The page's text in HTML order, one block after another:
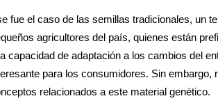
fue el caso de las semillas tradicionales, un
agricultores del país, quienes están
capacidad de adaptación a los cambios del
para los consumidores. Sin
relacionados a este material genético.